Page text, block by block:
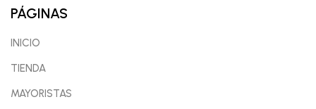
PÁGINAS
INICIO
TIENDA
MAYORISTAS